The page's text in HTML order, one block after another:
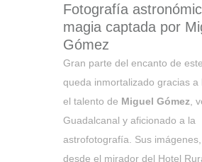
Fotografía
magia captada por
Gómez
Gran parte del encanto de
queda inmortalizado gracias a
el talento de Miguel Gómez ,
Guadalcanal y aficionado a la
astrofotografía. Sus
desde el mirador del Hotel